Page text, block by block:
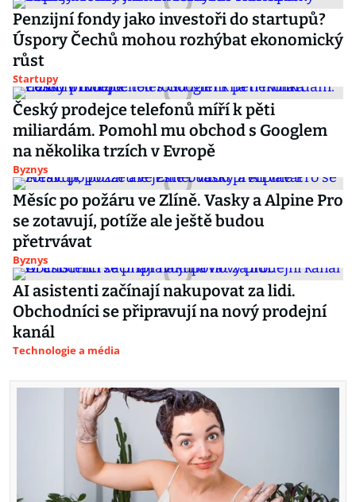
Penzijní fondy jako investoři do startupů?
Úspory Čechů mohou rozhýbat ekonomický
růst
Startupy
Český prodejce telefonů míří k pěti
miliardám. Pomohl mu obchod s Googlem
na několika trzích v Evropě
Byznys
Měsíc po požáru ve Zlíně. Vasky a Alpine Pro
se zotavují, potíže ale ještě budou
přetrvávat
Byznys
AI asistenti začínají nakupovat za lidi.
Obchodníci se připravují na nový prodejní
kanál
Technologie a média